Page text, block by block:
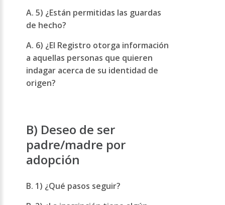
A. 5) ¿Están permitidas las guardas
de hecho?
A. 6) ¿El Registro otorga información
a aquellas personas que quieren
indagar acerca de su identidad de
origen?
B) Deseo de ser
padre/madre por
adopción
B. 1) ¿Qué pasos seguir?